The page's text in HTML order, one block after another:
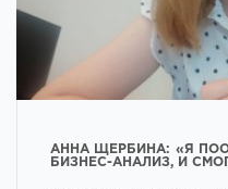
АННА ЩЕРБИНА: «Я
БИЗНЕС-АНАЛИЗ, И